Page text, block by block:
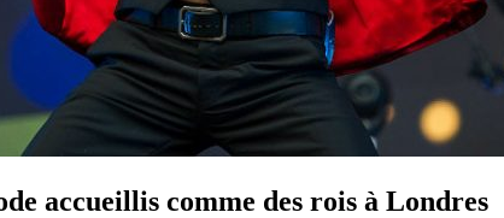
accueillis comme des rois à Londres